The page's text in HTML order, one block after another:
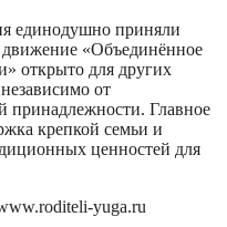
единодушно приняли
«Объединённое
открыто для других
от
принадлежности. Главное
крепкой семьи и
ценностей для
yuga.ru